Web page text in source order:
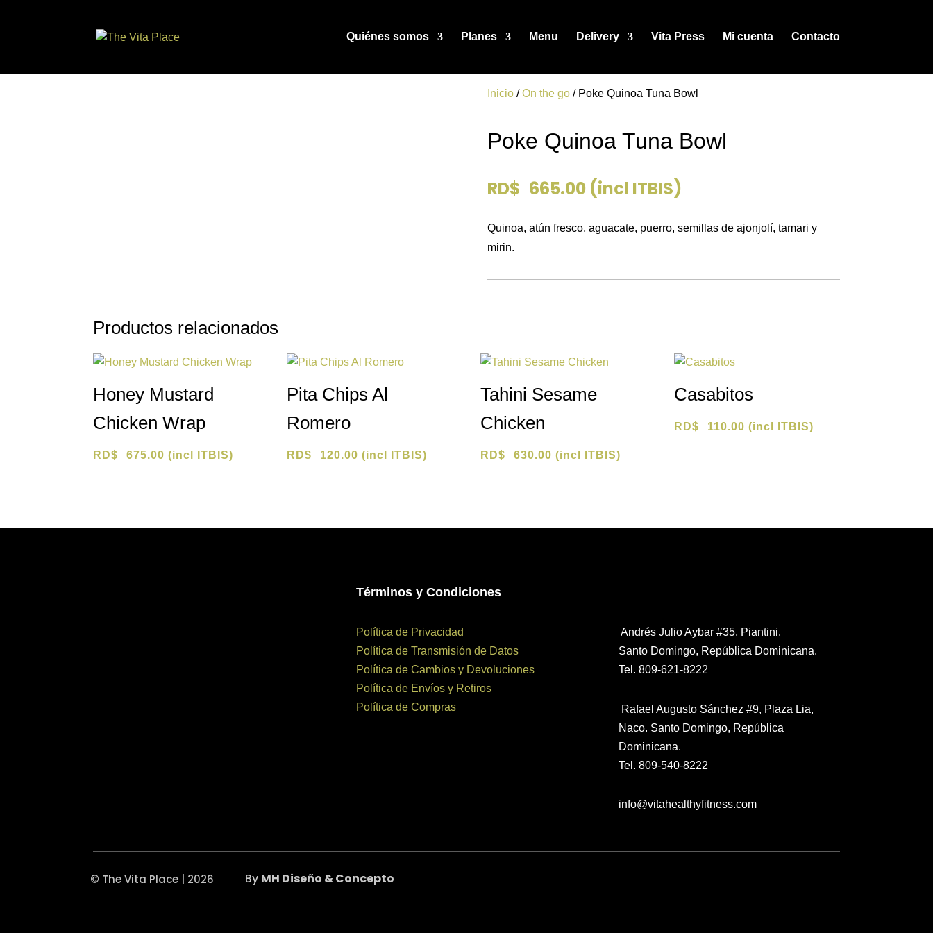
Quiénes somos Planes Menu Delivery Vita Press Mi cuenta Contacto
Inicio/On the go/ Poke Quinoa Tuna Bowl
Poke Quinoa Tuna Bowl
RD$ 665.00 (incl ITBIS)
Quinoa, atún fresco, aguacate, puerro, semillas de ajonjolí, tamari y
mirin.
Productos relacionados
Honey Mustard
Chicken Wrap
RD$ 675.00 (incl ITBIS)
Pita Chips Al
Romero
RD$ 120.00 (incl ITBIS)
Tahini Sesame
Chicken
RD$ 630.00 (incl ITBIS)
Casabitos
RD$ 110.00 (incl ITBIS)
Términos y Condiciones
Política de Privacidad
Política de Transmisión de Datos
Política de Cambios y Devoluciones
Política de Envíos y Retiros
Política de Compras
Andrés Julio Aybar #35, Piantini.
Santo Domingo, República Dominicana.
Tel. 809-621-8222
Rafael Augusto Sánchez #9, Plaza Lia,
Naco. Santo Domingo, República
Dominicana.
Tel. 809-540-8222
info@vitahealthyfitness.com
© The Vita Place | 2026 By MH Diseño & Concepto